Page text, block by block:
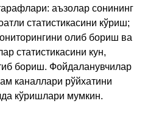
аъзолар сонининг
статистикасини кўриш;
олиб бориш ва
статистикасини кун,
бориш. Фойдаланувчилар
каналлари рўйхатини
кўришлари мумкин.